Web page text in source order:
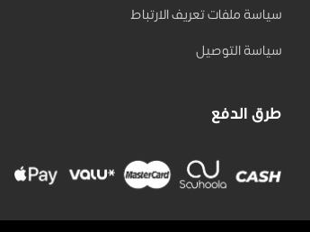
سياسة ملفات تعريف الارتباط
سياسة التوصيل
طرق الدفع